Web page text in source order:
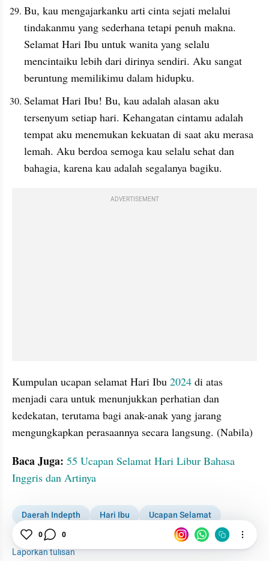
Bu, kau mengajarkanku arti cinta sejati melalui
tindakanmu yang sederhana tetapi penuh makna.
Selamat Hari Ibu untuk wanita yang selalu
mencintaiku lebih dari dirinya sendiri. Aku sangat
beruntung memilikimu dalam hidupku.
Selamat Hari Ibu! Bu, kau adalah alasan aku
tersenyum setiap hari. Kehangatan cintamu adalah
tempat aku menemukan kekuatan di saat aku merasa
lemah. Aku berdoa semoga kau selalu sehat dan
bahagia, karena kau adalah segalanya bagiku.
ADVERTISEMENT
Kumpulan ucapan selamat Hari Ibu 2024 di atas
menjadi cara untuk menunjukkan perhatian dan
kedekatan, terutama bagi anak-anak yang jarang
mengungkapkan perasaannya secara langsung. (Nabila)
Baca Juga: 55 Ucapan Selamat Hari Libur Bahasa
Inggris dan Artinya
Daerah Indepth Hari Ibu
Ucapan Selamat
2024
Laporkan tulisan
0 0